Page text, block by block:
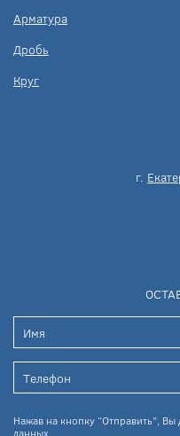
Арматура
Дробь
Круг
г.
Нажав на кнопку “Отправить”, Вы
данных